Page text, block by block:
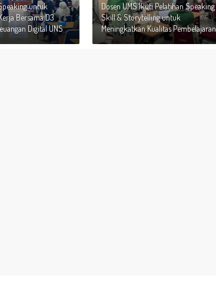
untuk
Bersama D3
Digital UNS
Dosen UMS Ikuti Pelatihan Speaking
Skill & Storytelling untuk
Meningkatkan Kualitas Pembelajaran